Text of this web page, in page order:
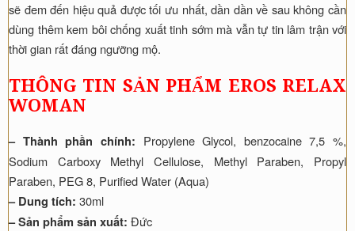
sẽ đem đến hiệu quả được tối ưu nhất, dần dần về sau không cần
dùng thêm kem bôi chống xuất tinh sớm mà vẫn tự tin lâm trận với
thời gian rất đáng ngưỡng mộ.
THÔNG TIN SẢN PHẨM EROS RELAX
WOMAN
– Thành phần chính: Propylene Glycol, benzocaine 7,5 %,
Sodium Carboxy Methyl Cellulose, Methyl Paraben, Propyl
Paraben, PEG 8, Purified Water (Aqua)
– Dung tích: 30ml
– Sản phẩm sản xuất: Đức